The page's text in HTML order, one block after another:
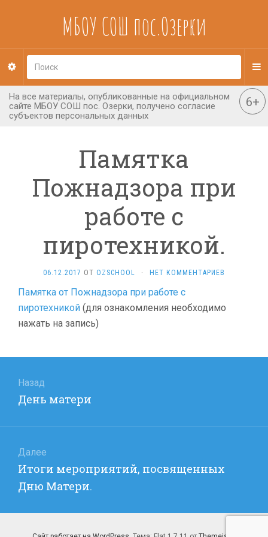
МБОУ СОШ пос.Озерки
Памятка
Пожнадзора при
работе с
пиротехникой.
06.12.2017 ОТ OZSCHOOL · НЕТ КОММЕНТАРИЕВ
Памятка от Пожнадзора при работе с
пиротехникой (для ознакомления необходимо
нажать на запись)
по
записям
Назад
Предыдущая
День матери
Далее
Следующая
запись:
Итоги мероприятий, посвященных
Дню Матери.